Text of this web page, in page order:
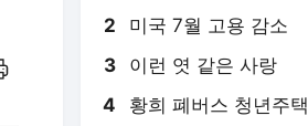
2 미국 7월 고용 감소
3 이런 엿 같은 사랑
4 황희 폐버스 청년주택